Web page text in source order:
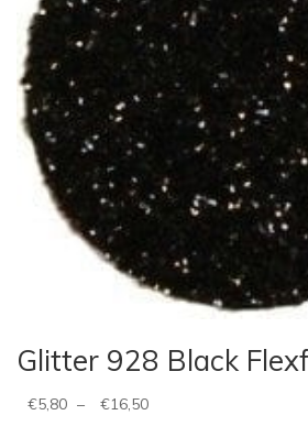
Glitter 928 Black
€5,80 – €16,50